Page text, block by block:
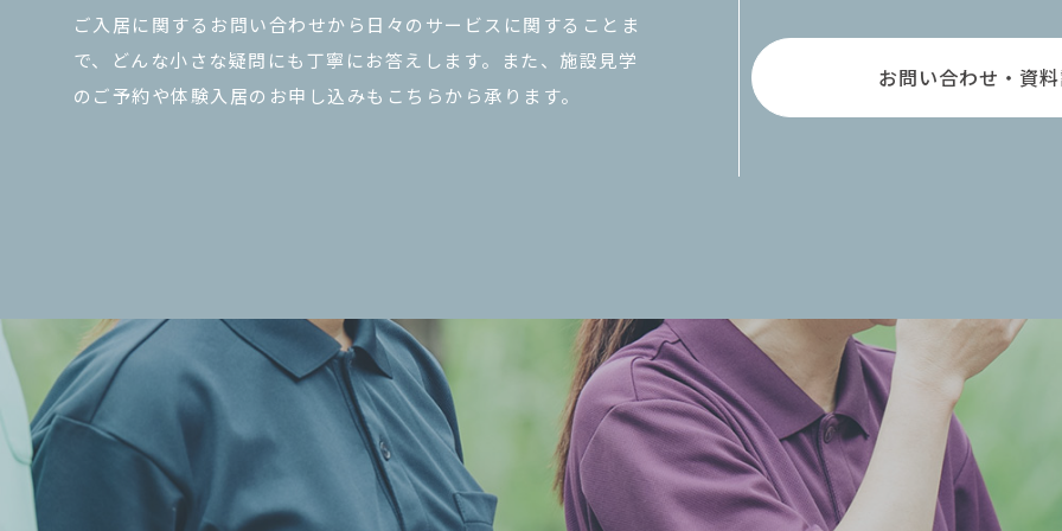
ご入居に関するお問い合わせから日々のサービスに関することま
で、どんな小さな疑問にも丁寧にお答えします。また、施設見学
のご予約や体験入居のお申し込みもこちらから承ります。
お問い合わせ・資